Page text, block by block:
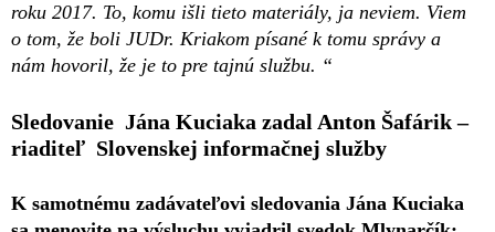
roku 2017. To, komu išli tieto materiály, ja neviem. Viem
o tom, že boli JUDr. Kriakom písané k tomu správy a
nám hovoril, že je to pre tajnú službu. “
Sledovanie Jána Kuciaka zadal Anton Šafárik –
riaditeľ Slovenskej informačnej služby
K samotnému zadávateľovi sledovania Jána Kuciaka